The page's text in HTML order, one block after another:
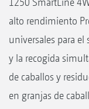
alto rendimiento
universales para
y la recogida
de caballos y
en granjas de